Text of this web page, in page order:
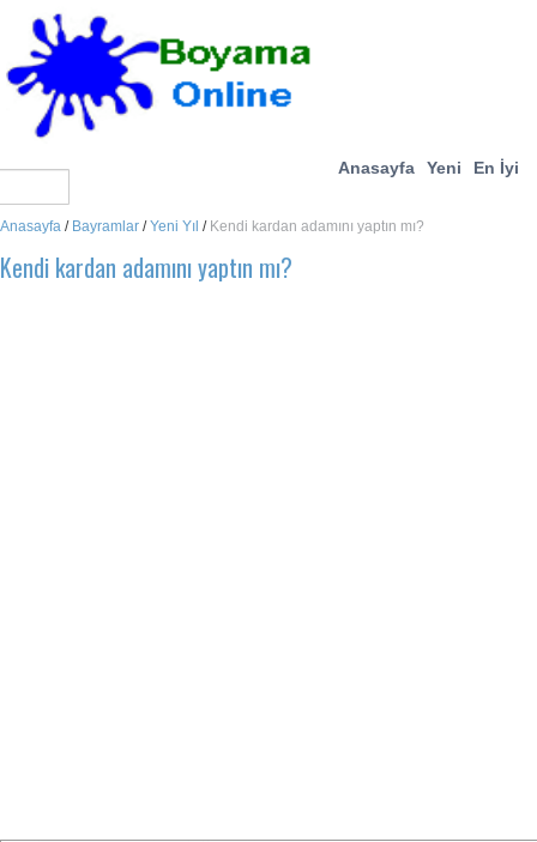
Anasayfa Yeni En İyi
Anasayfa / Bayramlar /Yeni Yıl / Kendi kardan adamını yaptın mı?
Kendi kardan adamını yaptın mı?